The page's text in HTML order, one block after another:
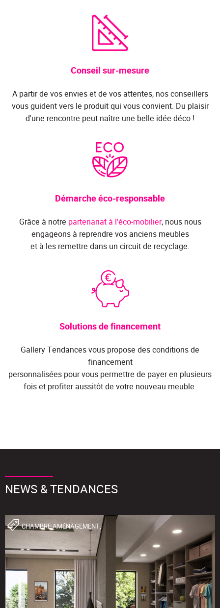
Conseil sur-mesure
A partir de vos envies et de vos attentes, nos conseillers
vous guident vers le produit qui vous convient. Du plaisir
d'une rencontre peut naître une belle idée déco !
Démarche éco-responsable
Grâce à notre partenariat à l'éco-mobilier, nous nous
engageons à reprendre vos anciens meubles
et à les remettre dans un circuit de recyclage.
Solutions de financement
Gallery Tendances vous propose des conditions de
financement
personnalisées pour vous permettre de payer en plusieurs
fois et profiter aussitôt de votre nouveau meuble.
NEWS & TENDANCES
CHAMBRE,AMÉNAGEMENT,